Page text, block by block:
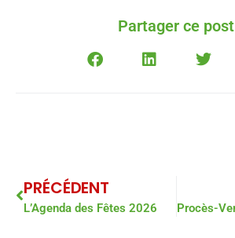
Partager ce post
PRÉCÉDENT
L’Agenda des Fêtes 2026